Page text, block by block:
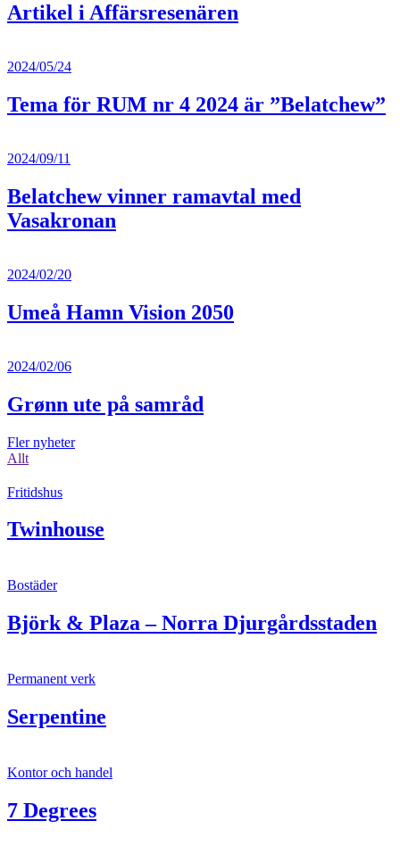
Artikel i Affärsresenären
2024/05/24
Tema för RUM nr 4 2024 är ”Belatchew”
2024/09/11
Belatchew vinner ramavtal med
Vasakronan
2024/02/20
Umeå Hamn Vision 2050
2024/02/06
Grønn ute på samråd
Fler nyheter
Allt
Fritidshus
Twinhouse
Bostäder
Björk & Plaza – Norra Djurgårdsstaden
Permanent verk
Serpentine
Kontor och handel
7 Degrees